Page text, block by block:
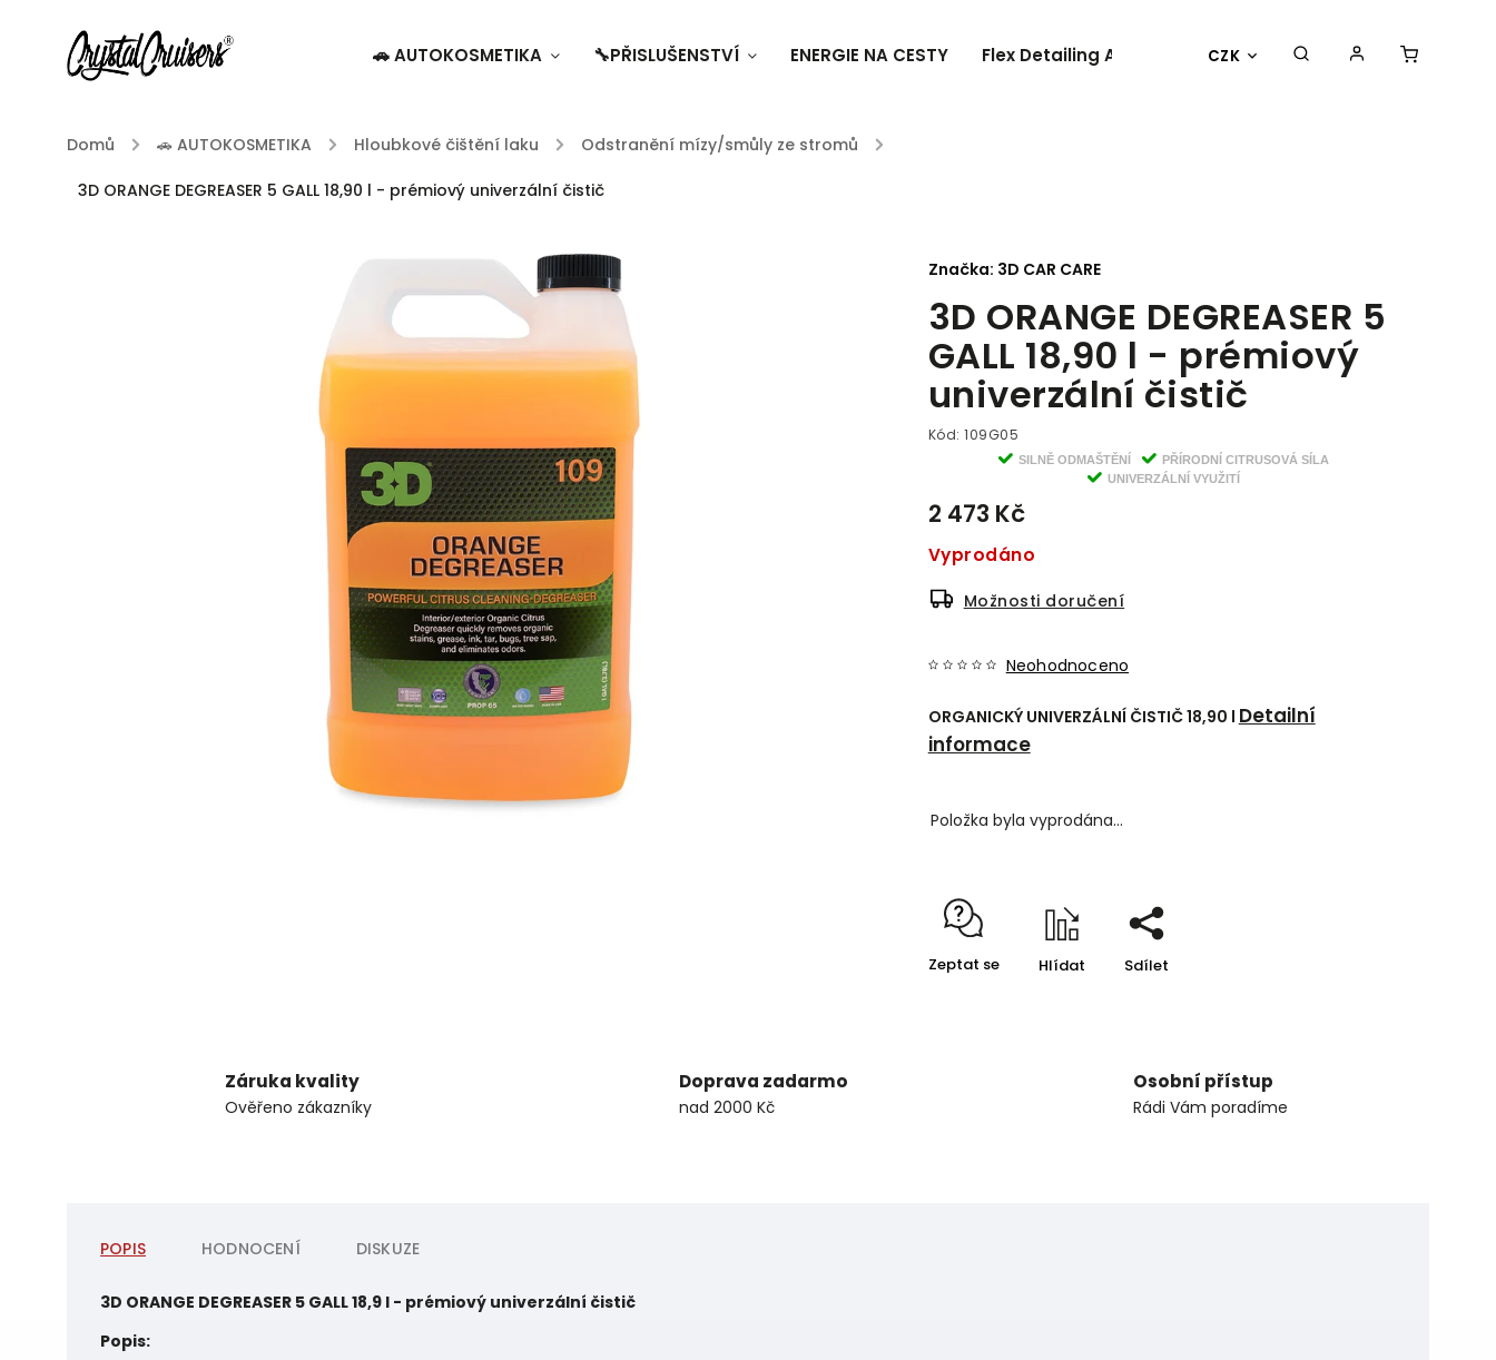
CZK
🚗 AUTOKOSMETIKA 🔧PŘISLUŠENSTVÍ ENERGIE NA CESTY Flex Detailing Academy 2025 BESTSELLER OBLEČENÍ
Domů / 🚗 AUTOKOSMETIKA / Hloubkové čištění laku / Odstranění mízy/smůly ze stromů /
3D ORANGE DEGREASER 5 GALL 18,90 l - prémiový univerzální čistič
3D ORANGE DEGREASER 5
GALL 18,90 l - prémiový
univerzální čistič
Kód: 109G05
SILNĚ ODMAŠTĚNÍ
PŘÍRODNÍ CITRUSOVÁ SÍLA
UNIVERZÁLNÍ VYUŽITÍ
2 473 Kč
Vyprodáno
Možnosti doručení
Neohodnoceno
ORGANICKÝ UNIVERZÁLNÍ ČISTIČ 18,90 l Detailní
informace
Značka: 3D CAR CARE
Položka byla vyprodána…
Zeptat se Hlídat Sdílet
Záruka kvality
Ověřeno zákazníky
Doprava zadarmo
nad 2000 Kč
Osobní přístup
Rádi Vám poradíme
POPIS HODNOCENÍ DISKUZE
3D ORANGE DEGREASER 5 GALL 18,9 l - prémiový univerzální čistič
Popis: